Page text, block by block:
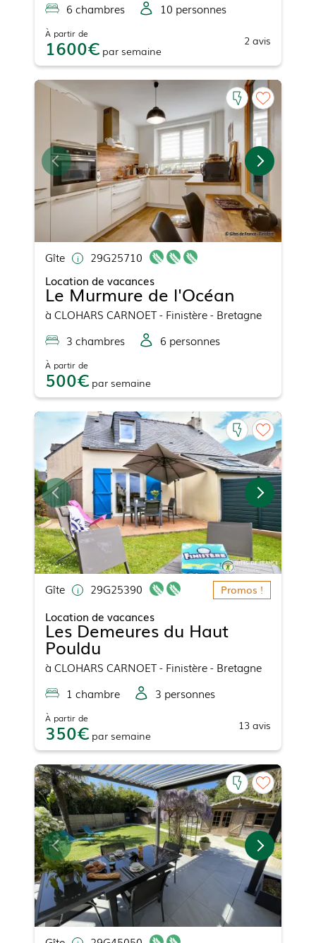
6 chambres 10 personnes
À partir de
1600 par semaine
2 avis
Gîte
29G25710
Location de vacances
Le Murmure de l'Océan
à CLOHARS CARNOET- Finistère - Bretagne
3 chambres 6 personnes
À partir de
500 par semaine
Gîte 29G25390 Promos !
Location de vacances
Les Demeures du Haut
Pouldu
à CLOHARS CARNOET- Finistère - Bretagne
1 chambre 3 personnes
À partir de
350 par semaine
13 avis